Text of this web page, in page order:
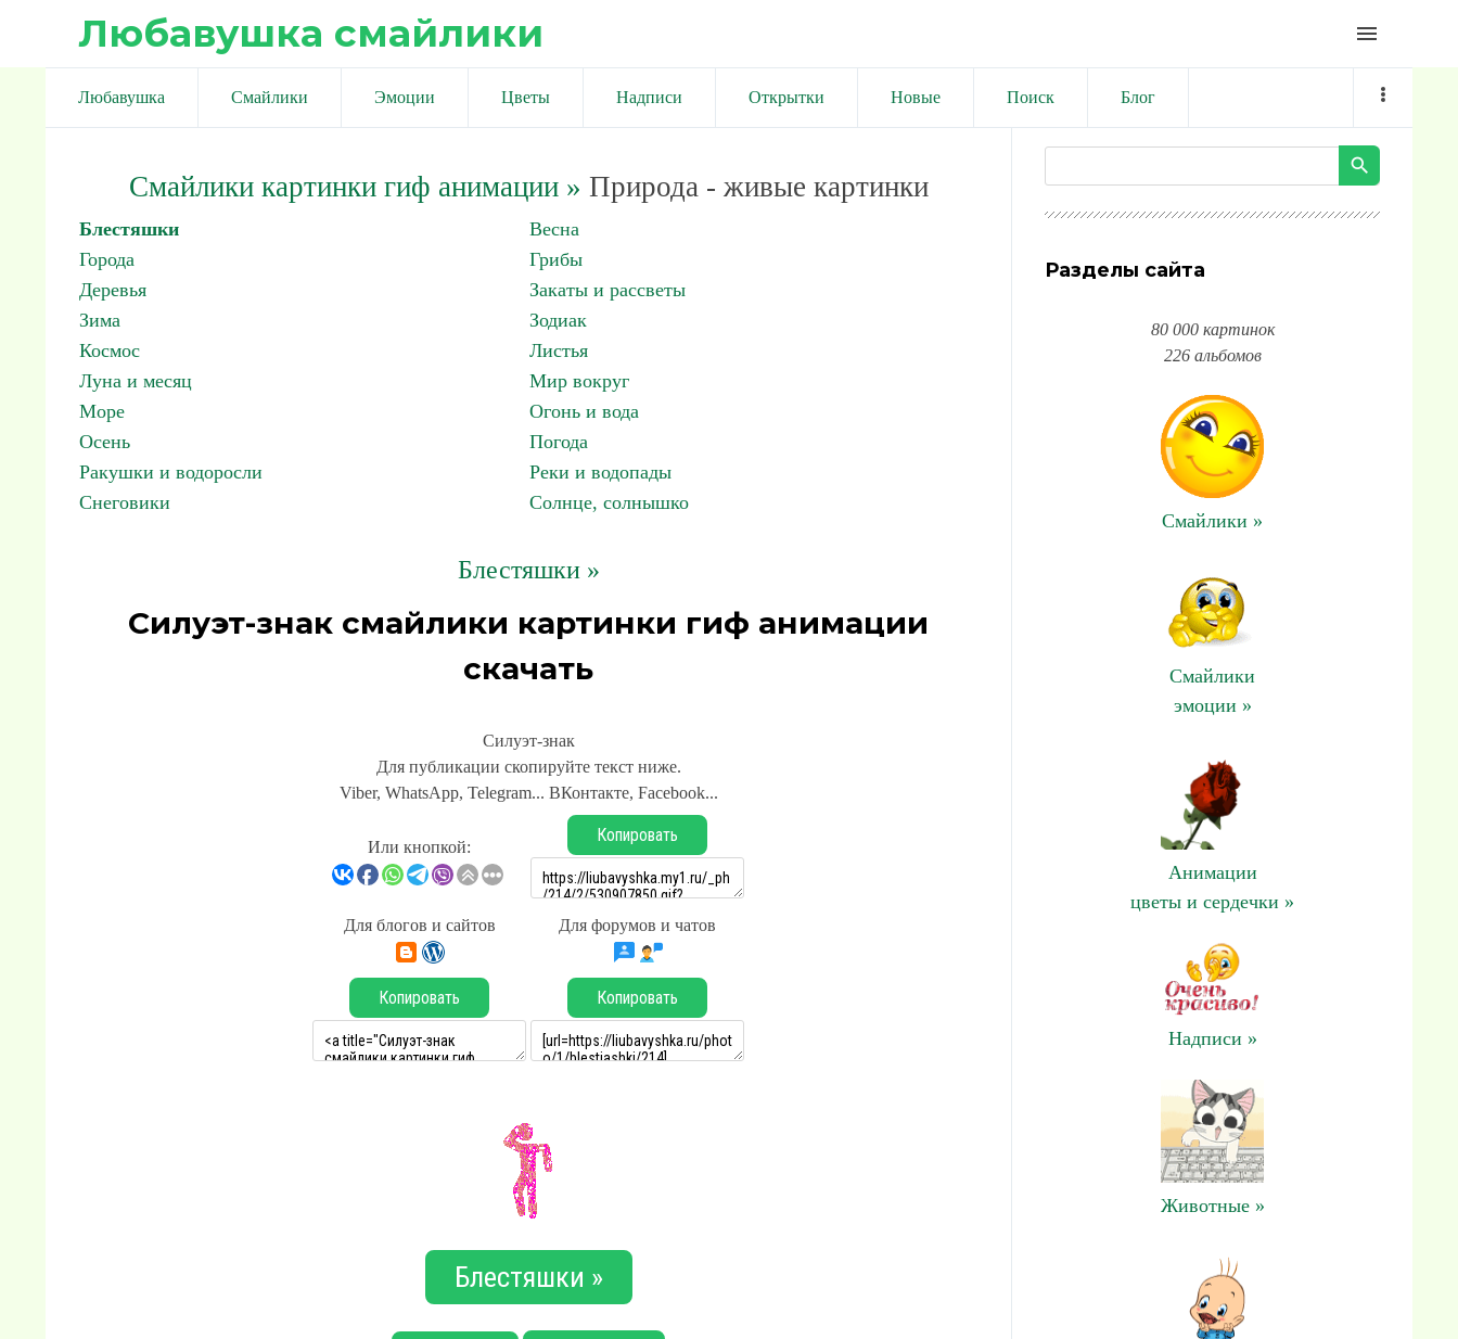
Любавушка смайлики menu
Любавушка Смайлики Эмоции Цветы Надписи Открытки Новые Поиск Блог
Смайлики картинки гиф анимации» Природа - живые картинки
Блестяшки
Весна
Города
Грибы
Деревья
Закаты и рассветы
Зима
Зодиак
Космос
Листья
Луна и месяц
Мир вокруг
Море
Огонь и вода
Осень
Погода
Ракушки и водоросли
Реки и водопады
Снеговики
Солнце, солнышко
Блестяшки »
Силуэт-знак смайлики картинки гиф анимации
скачать
Силуэт-знак
Для публикации скопируйте текст ниже.
Viber, WhatsApp, Telegram... ВКонтакте, Facebook...
Или кнопкой:
Копировать
Для блогов и сайтов Для форумов и чатов
Копировать Копировать
Блестяшки »
Разделы сайта
80 000 картинок
226 альбомов
Смайлики »
Смайлики
эмоции »
Анимации
цветы и сердечки »
Надписи »
Животные »